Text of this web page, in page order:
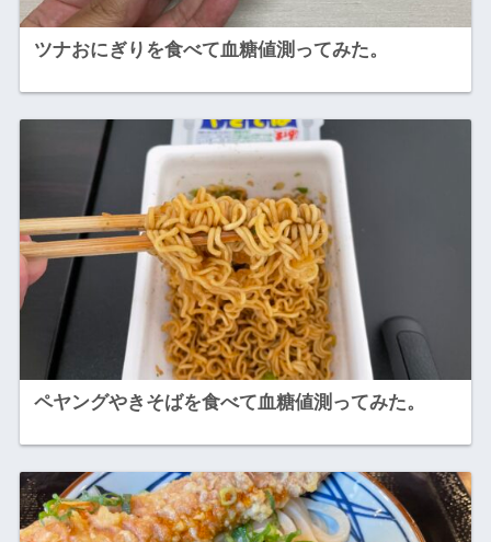
ツナおにぎりを食べて血糖値測ってみた。
ペヤングやきそばを食べて血糖値測ってみた。